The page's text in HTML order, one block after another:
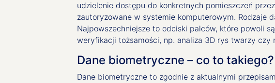
udzielenie dostępu do konkretnych pomieszczeń
zautoryzowane w systemie komputerowym. Rodzaje
Najpowszechniejsze to odciski palców, które powoli
weryfikacji tożsamości, np. analiza 3D rys twarzy czy
Dane biometryczne – co to takiego?
Dane biometryczne to zgodnie z aktualnymi